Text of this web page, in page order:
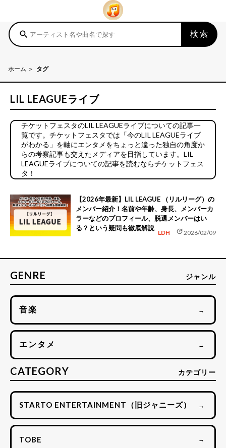
search 検索
ホーム タグ
LIL LEAGUEライブ
チケットフェスタのLIL LEAGUEライブについての記事一
覧です。チケットフェスタでは「今のLIL LEAGUEライブ
がわかる」を軸にエンタメをちょっと違った独自の角度か
らの考察記事も交えたメディアを目指しています。LIL
LEAGUEライブについての記事を読むならチケットフェス
タ！
【2026年最新】LIL LEAGUE （リルリーグ）の
メンバー紹介！名前や年齢、身長、メンバーカ
ラーなどのプロフィール、脱退メンバーはい
る？という疑問も徹底解説
LDH update2026/02/09
GENRE ジャンル
音楽 →
エンタメ →
CATEGORY カテゴリー
STARTO ENTERTAINMENT（旧ジャニーズ） →
TOBE →